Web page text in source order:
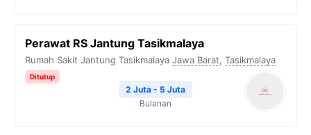
Perawat RS Jantung Tasikmalaya
Rumah Sakit Jantung Tasikmalaya Jawa Barat, Tasikmalaya
Ditutup
2 Juta - 5 Juta
Bulanan